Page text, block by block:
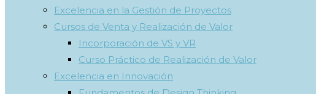
Excelencia en la Gestión de Proyectos
Cursos de Venta y Realización de Valor
Incorporación de VS y VR
Curso Práctico de Realización de Valor
Excelencia en Innovación